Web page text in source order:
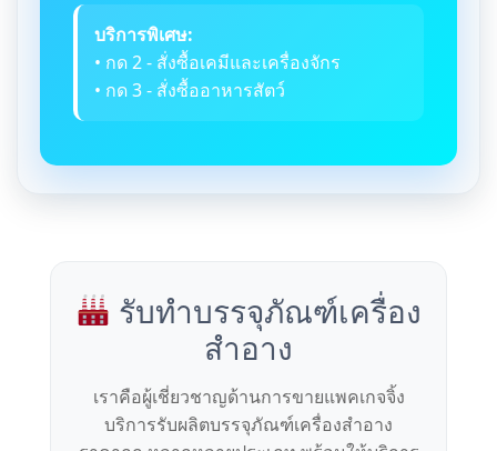
บริการพิเศษ:
• กด 2 - สั่งซื้อเคมีและเครื่องจักร
• กด 3 - สั่งซื้ออาหารสัตว์
รับทำบรรจุภัณฑ์เครื่อง
สำอาง
เราคือผู้เชี่ยวชาญด้านการขายแพคเกจจิ้ง
บริการรับผลิตบรรจุภัณฑ์เครื่องสำอาง